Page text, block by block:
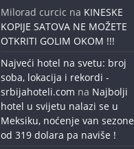
Milorad curcic na KINESKE
KOPIJE SATOVA NE MOŽETE
OTKRITI GOLIM OKOM !!!
Najveći hotel na svetu: broj
soba, lokacija i rekordi -
srbijahoteli.com na Najbolji
hotel u svijetu nalazi se u
Meksiku, noćenje van sezone
od 319 dolara pa naviše !